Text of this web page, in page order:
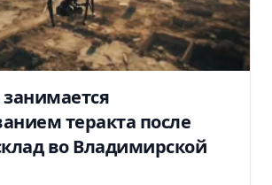
теракта после
во Владимирской